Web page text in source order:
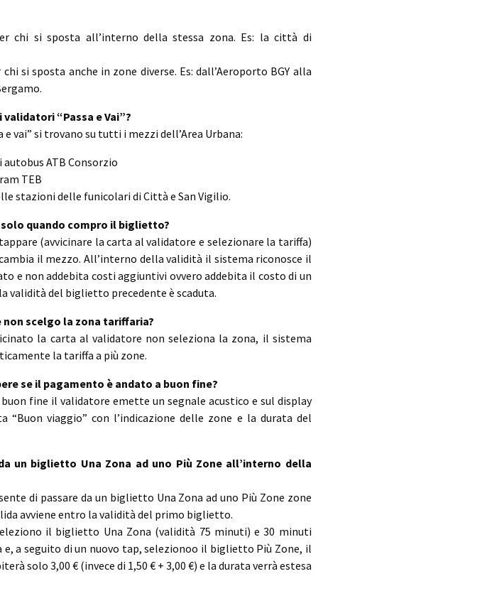
chi si sposta all’interno della stessa zona. Es: la città di
si sposta anche in zone diverse. Es: dall’Aeroporto BGY alla
“Passa e Vai”?
e vai” si trovano su tutti i mezzi dell’Area Urbana:
autobus ATB Consorzio
TEB
stazioni delle funicolari di Città e San Vigilio.
quando compro il biglietto?
(avvicinare la carta al validatore e selezionare la tariffa)
il mezzo. All’interno della validità il sistema riconosce il
e non addebita costi aggiuntivi ovvero addebita il costo di un
validità del biglietto precedente è scaduta.
non scelgo la zona tariffaria?
la carta al validatore non seleziona la zona, il sistema
la tariffa a più zone.
se il pagamento è andato a buon fine?
buon fine il validatore emette un segnale acustico e sul display
“Buon viaggio” con l’indicazione delle zone e la durata del
un biglietto Una Zona ad uno Più Zone all’interno della
di passare da un biglietto Una Zona ad uno Più Zone zone
avviene entro la validità del primo biglietto.
il biglietto Una Zona (validità 75 minuti) e 30 minuti
e, a seguito di un nuovo tap, selezionoo il biglietto Più Zone, il
solo 3,00 € (invece di 1,50 € + 3,00 €) e la durata verrà estesa